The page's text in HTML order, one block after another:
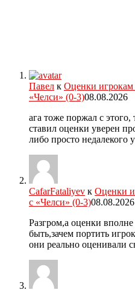
Павел к Оценки игрокам
«Челси» (0-3)08.08.2026
ага тоже поржал с этого,
ставил оценки уверен
либо просто недалекого
CafarFataliyev к Оценки
с «Челси» (0-3)08.08.2026
Разгром,а оценки
быть,зачем портить
они реально оценивали